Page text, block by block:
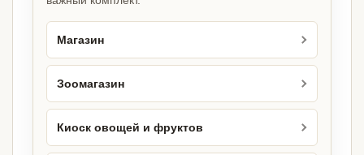
Магазин
Зоомагазин
Киоск овощей и фруктов